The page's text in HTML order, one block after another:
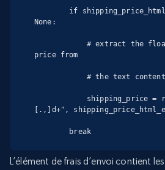
None:
price from
[.,]d+",
        break
L’élément de frais d’envoi contient